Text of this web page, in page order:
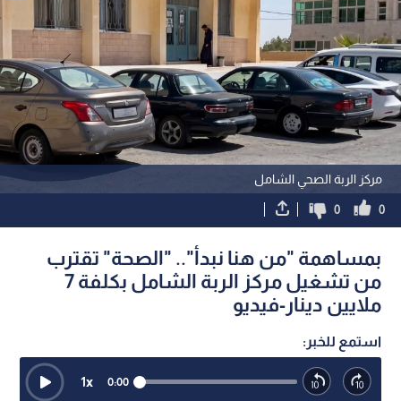
مركز الربة الصحي الشامل
0
0
بمساهمة "من هنا نبدأ".. "الصحة" تقترب
من تشغيل مركز الربة الشامل بكلفة 7
ملايين دينار-فيديو
استمع للخبر:
0:00
1x